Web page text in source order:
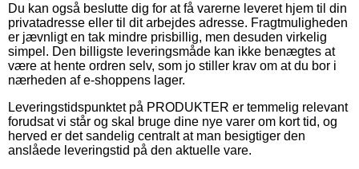
Du kan også beslutte dig for at få varerne leveret hjem til din
privatadresse eller til dit arbejdes adresse. Fragtmuligheden
er jævnligt en tak mindre prisbillig, men desuden virkelig
simpel. Den billigste leveringsmåde kan ikke benægtes at
være at hente ordren selv, som jo stiller krav om at du bor i
nærheden af e-shoppens lager.
Leveringstidspunktet på PRODUKTER er temmelig relevant
forudsat vi står og skal bruge dine nye varer om kort tid, og
herved er det sandelig centralt at man besigtiger den
anslåede leveringstid på den aktuelle vare.